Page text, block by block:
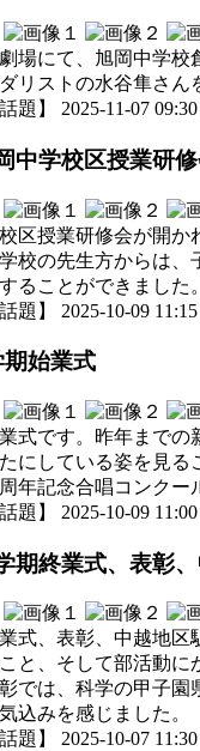
場にて、旭岡中学校
リストの水谷隼さん
題】 2025-11-07
中学校区授業研
区授業研修会が開か
校の先生方からは
ることができました。
題】 2025-10-09
期始業式
式です。昨年まで
にしている姿を見る
年記念合唱コンクー
題】 2025-10-09
期終業式、表彰
式、表彰、中越地
と、そして部活動に
では、科学の甲子
込みを感じました。
題】 2025-10-07